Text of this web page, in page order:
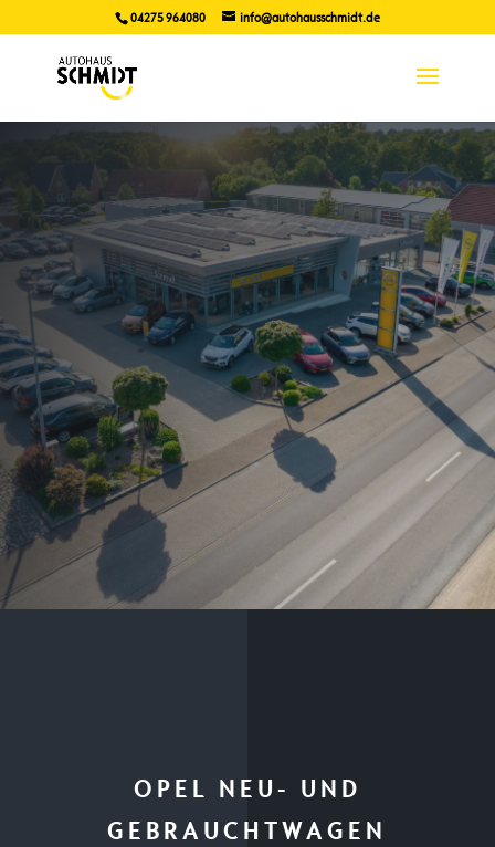
04275 964080 info@autohausschmidt.de
OPEL NEU- UND
GEBRAUCHTWAGEN